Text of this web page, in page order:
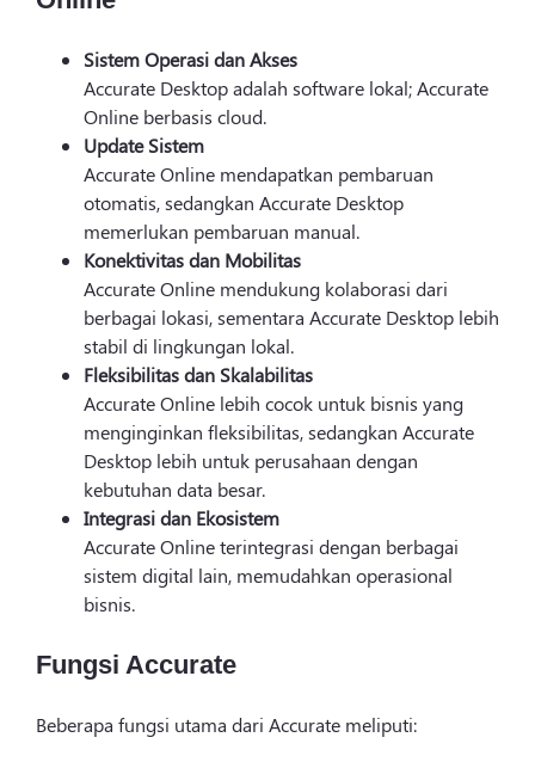
Sistem Operasi dan Akses
Accurate Desktop adalah software lokal; Accurate
Online berbasis cloud.
Update Sistem
Accurate Online mendapatkan pembaruan
otomatis, sedangkan Accurate Desktop
memerlukan pembaruan manual.
Konektivitas dan Mobilitas
Accurate Online mendukung kolaborasi dari
berbagai lokasi, sementara Accurate Desktop lebih
stabil di lingkungan lokal.
Fleksibilitas dan Skalabilitas
Accurate Online lebih cocok untuk bisnis yang
menginginkan fleksibilitas, sedangkan Accurate
Desktop lebih untuk perusahaan dengan
kebutuhan data besar.
Integrasi dan Ekosistem
Accurate Online terintegrasi dengan berbagai
sistem digital lain, memudahkan operasional
bisnis.
Fungsi Accurate
Beberapa fungsi utama dari Accurate meliputi: